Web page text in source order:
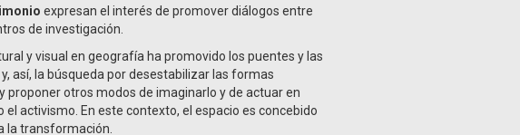
expresan el interés de promover diálogos entre
de investigación.
y visual en geografía ha promovido los puentes y las
así, la búsqueda por desestabilizar las formas
proponer otros modos de imaginarlo y de actuar en
activismo. En este contexto, el espacio es concebido
la transformación.